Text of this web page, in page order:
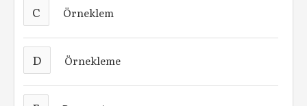
C Örneklem
D Örnekleme